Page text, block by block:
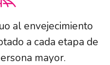
al envejecimiento
a cada etapa de
mayor.